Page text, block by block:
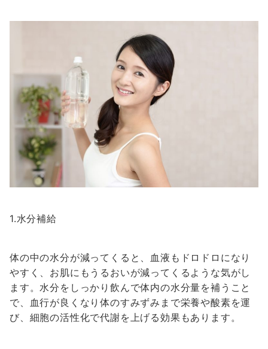
1.水分補給
体の中の水分が減ってくると、血液もドロドロになり
やすく、お肌にもうるおいが減ってくるような気がし
ます。水分をしっかり飲んで体内の水分量を補うこと
で、血行が良くなり体のすみずみまで栄養や酸素を運
び、細胞の活性化で代謝を上げる効果もあります。